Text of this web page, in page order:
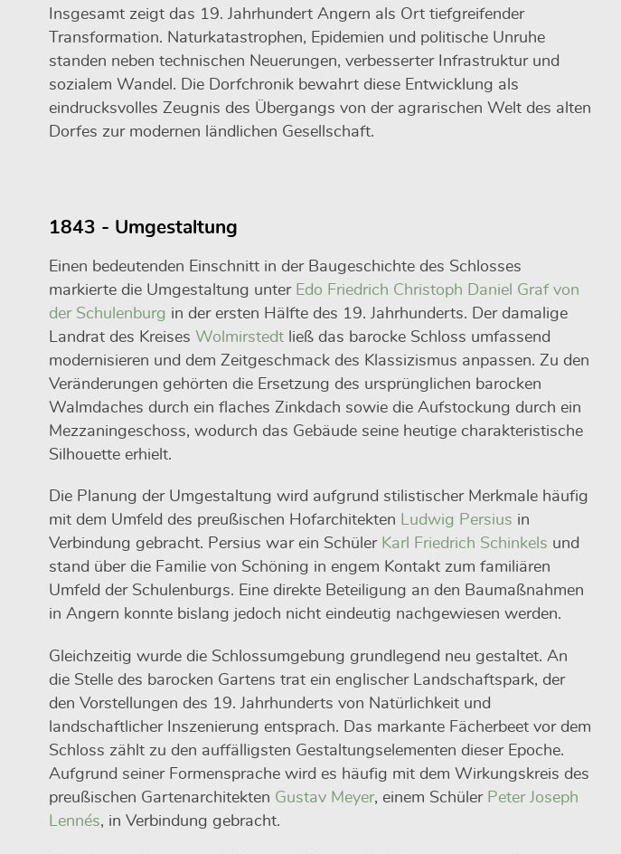
Insgesamt zeigt das 19. Jahrhundert Angern als Ort tiefgreifender
Transformation. Naturkatastrophen, Epidemien und politische Unruhe
standen neben technischen Neuerungen, verbesserter Infrastruktur und
sozialem Wandel. Die Dorfchronik bewahrt diese Entwicklung als
eindrucksvolles Zeugnis des Übergangs von der agrarischen Welt des alten
Dorfes zur modernen ländlichen Gesellschaft.
1843 - Umgestaltung
Einen bedeutenden Einschnitt in der Baugeschichte des Schlosses
markierte die Umgestaltung unter Edo Friedrich Christoph Daniel Graf von
der Schulenburg in der ersten Hälfte des 19. Jahrhunderts. Der damalige
Landrat des Kreises Wolmirstedt ließ das barocke Schloss umfassend
modernisieren und dem Zeitgeschmack des Klassizismus anpassen. Zu den
Veränderungen gehörten die Ersetzung des ursprünglichen barocken
Walmdaches durch ein flaches Zinkdach sowie die Aufstockung durch ein
Mezzaningeschoss, wodurch das Gebäude seine heutige charakteristische
Silhouette erhielt.
Die Planung der Umgestaltung wird aufgrund stilistischer Merkmale häufig
mit dem Umfeld des preußischen Hofarchitekten Ludwig Persius in
Verbindung gebracht. Persius war ein Schüler Karl Friedrich Schinkels und
stand über die Familie von Schöning in engem Kontakt zum familiären
Umfeld der Schulenburgs. Eine direkte Beteiligung an den Baumaßnahmen
in Angern konnte bislang jedoch nicht eindeutig nachgewiesen werden.
Gleichzeitig wurde die Schlossumgebung grundlegend neu gestaltet. An
die Stelle des barocken Gartens trat ein englischer Landschaftspark, der
den Vorstellungen des 19. Jahrhunderts von Natürlichkeit und
landschaftlicher Inszenierung entsprach. Das markante Fächerbeet vor dem
Schloss zählt zu den auffälligsten Gestaltungselementen dieser Epoche.
Aufgrund seiner Formensprache wird es häufig mit dem Wirkungskreis des
preußischen Gartenarchitekten Gustav Meyer, einem Schüler Peter Joseph
Lennés, in Verbindung gebracht.